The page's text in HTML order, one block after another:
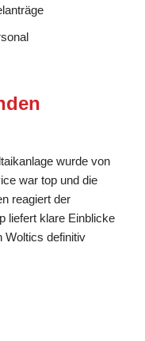
wurde von
war top und die
reagiert der
liefert klare Einblicke
Woltics definitiv